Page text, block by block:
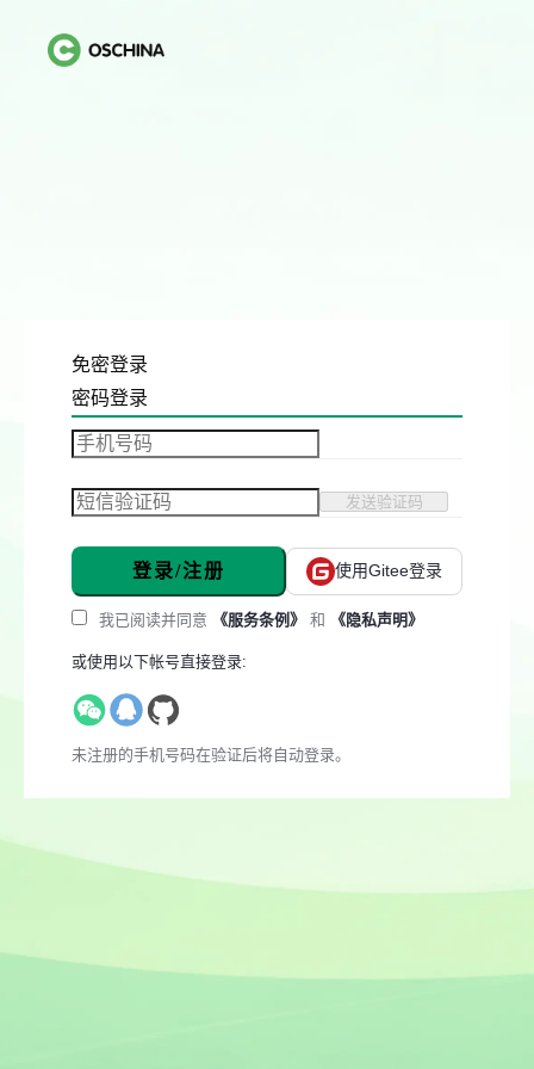
免密登录
密码登录
发送验证码
登录/注册 使用Gitee登录
我已阅读并同意 《服务条例》 和 《隐私声明》
或使用以下帐号直接登录:
未注册的手机号码在验证后将自动登录。